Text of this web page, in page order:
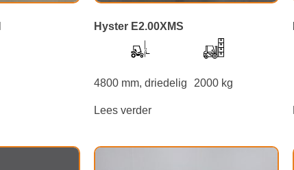
Hyster E2.00XMS
4800 mm, driedelig 2000 kg
Lees verder